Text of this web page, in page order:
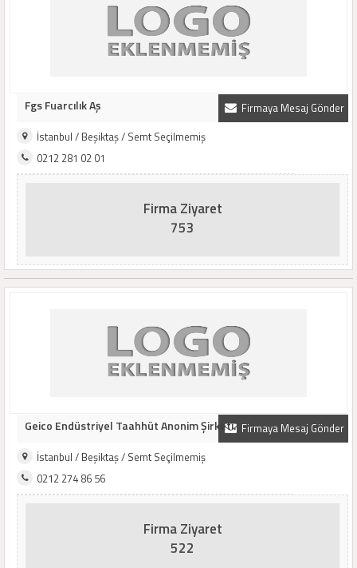
Firmaya Mesaj Gönder
Fgs Fuarcılık Aş
İstanbul / Beşiktaş / Semt Seçilmemiş
0212 281 02 01
Firma Ziyaret
753
Firmaya Mesaj Gönder
Geico Endüstriyel Taahhüt Anonim Şirketi.
İstanbul / Beşiktaş / Semt Seçilmemiş
0212 274 86 56
Firma Ziyaret
522